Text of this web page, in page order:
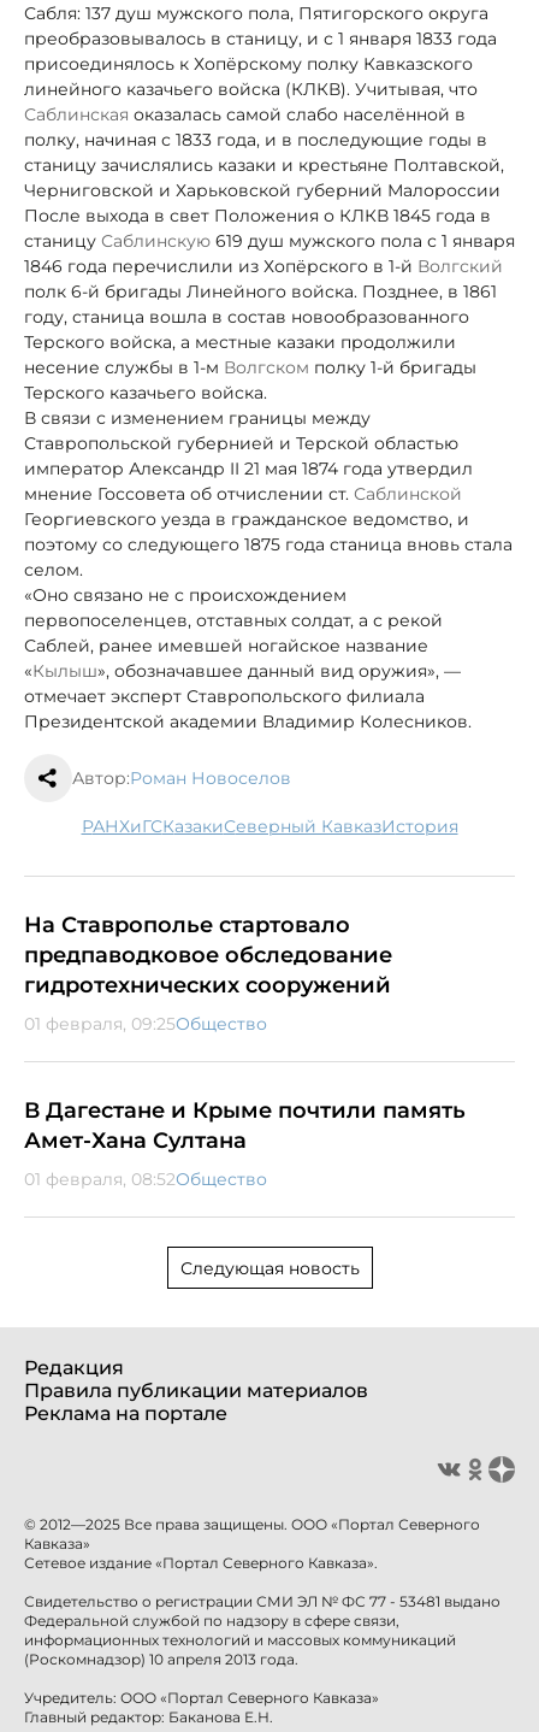
Сабля: 137 душ мужского пола, Пятигорского округа
преобразовывалось в станицу, и с 1 января 1833 года
присоединялось к Хопёрскому полку Кавказского
линейного казачьего войска (КЛКВ). Учитывая, что
Саблинская оказалась самой слабо населённой в
полку, начиная с 1833 года, и в последующие годы в
станицу зачислялись казаки и крестьяне Полтавской,
Черниговской и Харьковской губерний Малороссии
После выхода в свет Положения о КЛКВ 1845 года в
станицу Саблинскую 619 душ мужского пола с 1 января
1846 года перечислили из Хопёрского в 1-й Волгский
полк 6-й бригады Линейного войска. Позднее, в 1861
году, станица вошла в состав новообразованного
Терского войска, а местные казаки продолжили
несение службы в 1-м Волгском полку 1-й бригады
Терского казачьего войска.
В связи с изменением границы между
Ставропольской губернией и Терской областью
император Александр II 21 мая 1874 года утвердил
мнение Госсовета об отчислении ст. Саблинской
Георгиевского уезда в гражданское ведомство, и
поэтому со следующего 1875 года станица вновь стала
селом.
«Оно связано не с происхождением
первопоселенцев, отставных солдат, а с рекой
Саблей, ранее имевшей ногайское название
«Кылыш», обозначавшее данный вид оружия», —
отмечает эксперт Ставропольского филиала
Президентской академии Владимир Колесников.
Автор:Роман Новоселов
РАНХиГС казаки Северный Кавказ история
На Ставрополье стартовало
предпаводковое обследование
гидротехнических сооружений
01 февраля, 09:25Общество
В Дагестане и Крыме почтили память
Амет-Хана Султана
01 февраля, 08:52Общество
Следующая новость
Редакция
Правила публикации материалов
Реклама на портале
© 2012—2025 Все права защищены. ООО «Портал Северного
Кавказа»
Сетевое издание «Портал Северного Кавказа».
Свидетельство о регистрации СМИ ЭЛ № ФС 77 - 53481 выдано
Федеральной службой по надзору в сфере связи,
информационных технологий и массовых коммуникаций
(Роскомнадзор) 10 апреля 2013 года.
Учредитель: ООО «Портал Северного Кавказа»
Главный редактор: Баканова Е.Н.